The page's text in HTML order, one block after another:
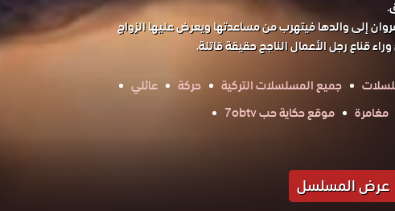
إلى والدها فيتهرب من مساعدتها ويعرض عليها الزواج
قناع رجل الأعمال الناجح حقيقة قاتلة.
جميع المسلسلات التركية حركة
عائلي
مغامرة
موقع حكاية حب 7obtv
عرض المسلسل